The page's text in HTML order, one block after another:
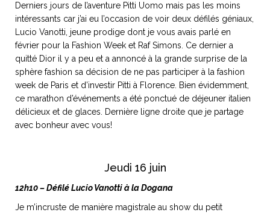
LIRE
joie de vivre
Lucia
ARTISANAT ITALIEN
Les cuirs de
Toscane
ET FUGUEUSES
journal
bord
Dolce Follia
Derniers jours de l’aventure Pitti Uomo mais pas les moins
intéressants car j’ai eu l’occasion de voir deux défilés géniaux,
Lucio Vanotti, jeune prodige dont je vous avais parlé en
février pour la Fashion Week et Raf Simons. Ce dernier a
quitté Dior il y a peu et a annoncé à la grande surprise de la
sphère fashion sa décision de ne pas participer à la fashion
week de Paris et d’investir Pitti à Florence. Bien évidemment,
ce marathon d’événements a été ponctué de déjeuner italien
délicieux et de glaces. Dernière ligne droite que je partage
avec bonheur avec vous!
Jeudi 16 juin
12h10 – Défilé Lucio Vanotti à la Dogana
Je m’incruste de manière magistrale au show du petit